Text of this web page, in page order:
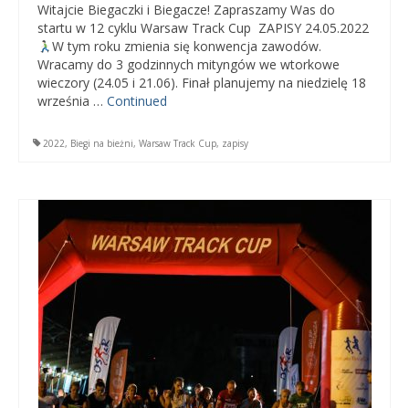
Witajcie Biegaczki i Biegacze! Zapraszamy Was do
startu w 12 cyklu Warsaw Track Cup ZAPISY 24.05.2022
W tym roku zmienia się konwencja zawodów.
Wracamy do 3 godzinnych mityngów we wtorkowe
wieczory (24.05 i 21.06). Finał planujemy na niedzielę 18
września … Continued
2022, Biegi na bieżni, Warsaw Track Cup, zapisy